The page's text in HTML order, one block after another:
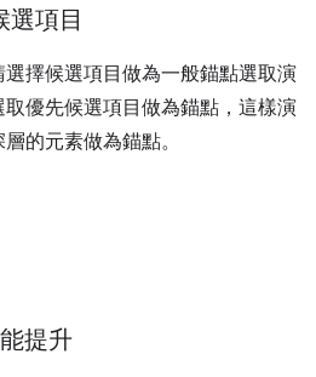
選項目
擇候選項目做為一般錨點選取演
優先候選項目做為錨點，這樣演
的元素做為錨點。
提升